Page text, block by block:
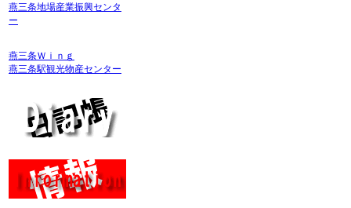
燕三条地場産業振興センタ
ー
燕三条Ｗｉｎｇ
燕三条駅観光物産センター